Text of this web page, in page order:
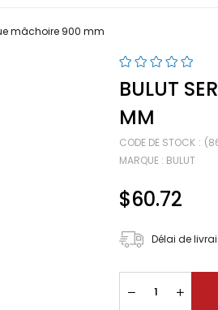
mâchoire 900 mm
BULUT
MM
CODE DE STOCK
MARQUE : BULUT
$60.72
Délai de